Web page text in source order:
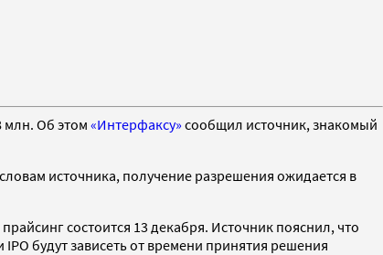
млн. Об этом «Интерфаксу» сообщил источник, знакомый
источника, получение разрешения ожидается в
состоится 13 декабря. Источник пояснил, что
будут зависеть от времени принятия решения